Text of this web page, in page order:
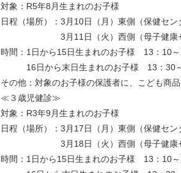
対象：R5年8月生まれのお子様
日程（場所）：3月10日（月）東側（保健セン
3月11日（火）西側（母子健康セ
時間：1日から15日生まれのお子様 13：10
16日から末日生まれのお子様 13：30
その他：対象のお子様の保護者に、こども商品
≪３歳児健診≫
対象：R3年9月生まれのお子様
日程（場所）：3月17日（月）東側（保健セン
3月18日（火）西側（母子健康セ
時間：1日から15日生まれのお子様 13：10